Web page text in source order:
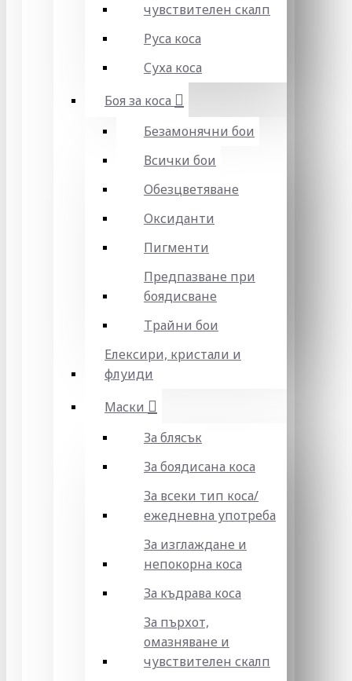
чувствителен скалп
Руса коса
Суха коса
Боя за коса
Безамонячни бои
Всички бои
Обезцветяване
Оксиданти
Пигменти
Предпазване при
боядисване
Трайни бои
Елексири, кристали и
флуиди
Маски
За блясък
За боядисана коса
За всеки тип коса/
ежедневна употреба
За изглаждане и
непокорна коса
За къдрава коса
За пърхот,
омазняване и
чувствителен скалп